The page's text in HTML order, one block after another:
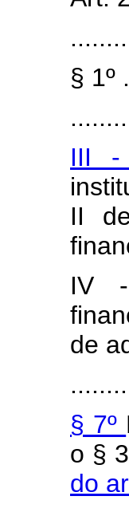
§ 1º
III -
II
IV -
de
§ 7º
o §
do